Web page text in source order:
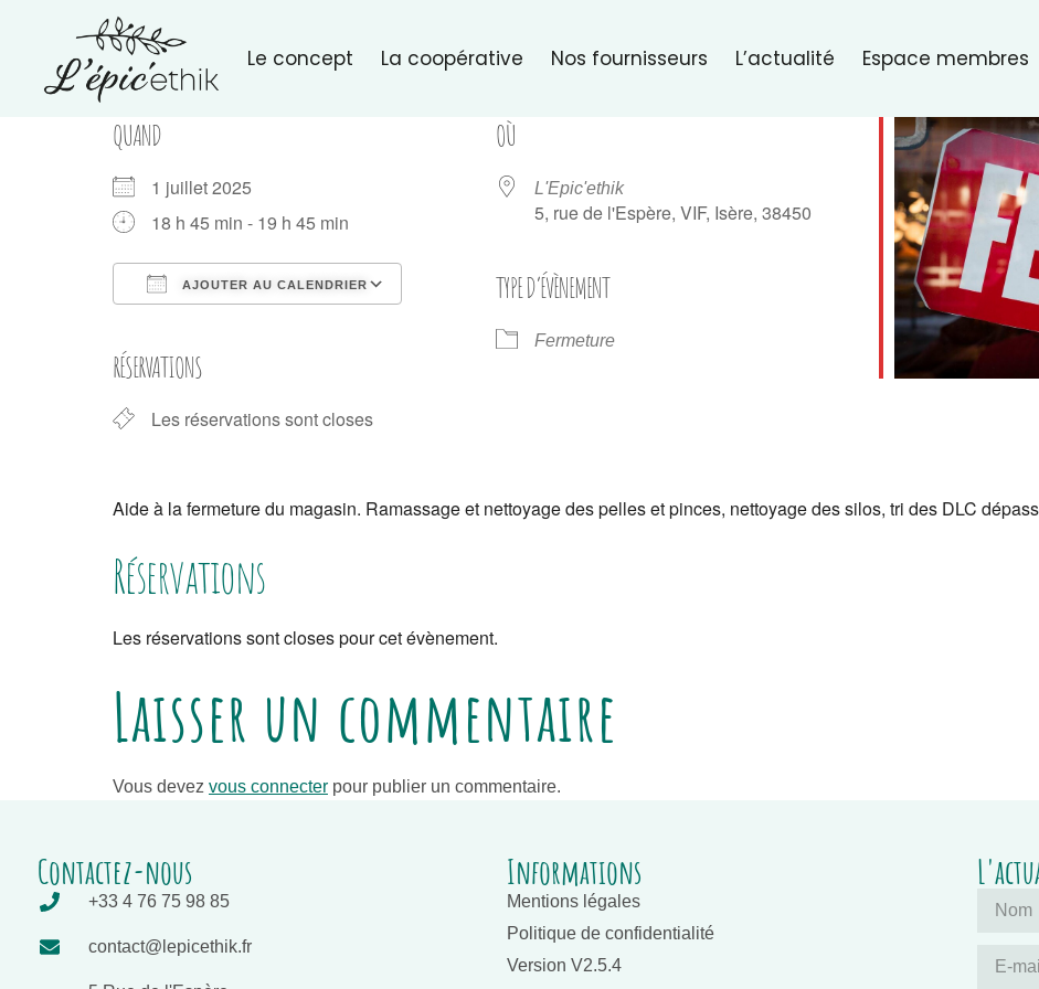
Le concept La coopérative Nos fournisseurs L’actualité Espace membres
QUAND
1 juillet 2025
18 h 45 min - 19 h 45 min
AJOUTER AU CALENDRIER
Office 365
RÉSERVATIONS
Les réservations sont closes
OÙ
L'Epic'ethik
5, rue de l'Espère, VIF, Isère, 38450
TYPE D’ÉVÈNEMENT
Fermeture
Aide à la fermeture du magasin. Ramassage et nettoyage des pelles et pinces, nettoyage des silos, tri des DLC
Réservations
Les réservations sont closes pour cet évènement.
Laisser un commentaire
Vous devez vous connecter pour publier un commentaire.
Contactez-nous
+33 4 76 75 98 85
contact@lepicethik.fr
Informations
Mentions légales
Politique de confidentialité
Version V2.5.4